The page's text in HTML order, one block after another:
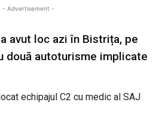
- Advertisement -
avut loc azi în Bistrița, pe
două autoturisme implicate
echipajul C2 cu medic al SAJ